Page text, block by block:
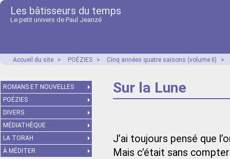
Les bâtisseurs du temps
Le petit univers de Paul Jeanzé
Accueil du site > POÉZIES > Cinq années quatre saisons (volume II) >
Sur la Lune
J’ai toujours pensé que
Mais c’était sans compter
ROMANS ET NOUVELLES
POÉZIES
DIVERS
MÉDIATHÈQUE
LA TORAH
À MÉDITER